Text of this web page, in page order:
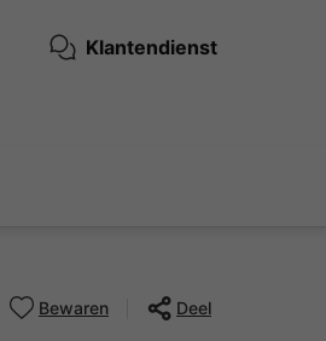
Klantendienst
Bewaren Deel